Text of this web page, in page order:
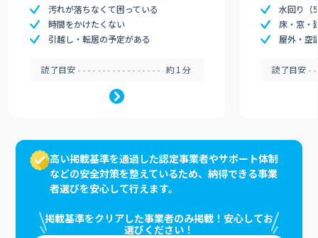
汚れが落ちなくて困っている
時間をかけたくない
引越し・転居の予定がある
読了目安 約1分
水回り（
床・窓・
屋外・空
読了目安
高い掲載基準を通過した認定事業者やサポート体制
などの安全対策を整えているため、納得できる事業
者選びを安心して行えます。
掲載基準をクリアした事業者のみ掲載！安心してお
選びください！